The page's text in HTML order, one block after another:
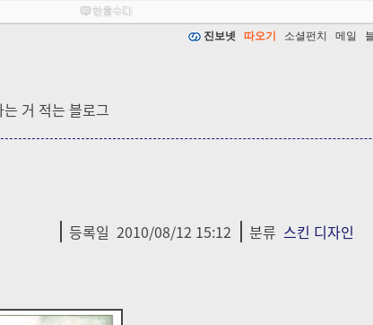
진보넷 따오기 소셜펀치 메일
거 적는 블로그
등록일 2010/08/12 15:12 분류 스킨 디자인